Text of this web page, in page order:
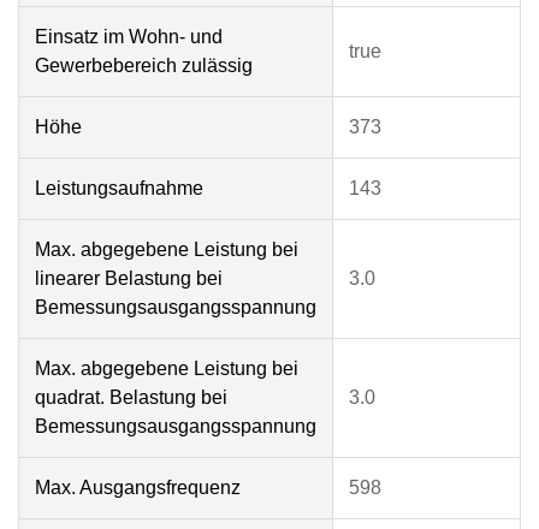
Einsatz im Wohn- und
Gewerbebereich zulässig
true
Höhe 373
Leistungsaufnahme 143
Max. abgegebene Leistung bei
linearer Belastung bei
Bemessungsausgangsspannung
3.0
Max. abgegebene Leistung bei
quadrat. Belastung bei
Bemessungsausgangsspannung
3.0
Max. Ausgangsfrequenz 598